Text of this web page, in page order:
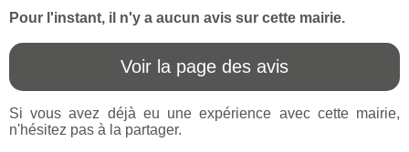
Pour l'instant, il n'y a aucun avis sur cette mairie.
Voir la page des avis
Si vous avez déjà eu une expérience avec cette mairie,
n'hésitez pas à la partager.